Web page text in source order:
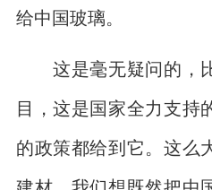
给中国玻璃。
这是毫无疑问的，比
目，这是国家全力支持
的政策都给到它。这么